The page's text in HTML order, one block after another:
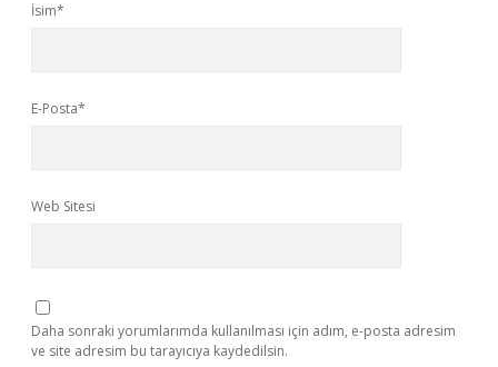
İsim*
E-Posta*
Web Sitesi
Daha sonraki yorumlarımda kullanılması için adım, e-posta adresim
ve site adresim bu tarayıcıya kaydedilsin.